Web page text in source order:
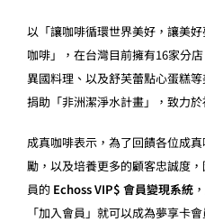
以「讓咖啡循環世界美好，讓美
咖啡」，在台灣目前擁有16家分
異國料理、以及舒芙蕾點心蛋糕
捐助「非洲潔淨水計畫」，致力於
成真咖啡表示，為了回饋各位成
勵，以及培養更多的顧客忠誠度
員的 Echoss VIP$ 會員變現系統
「加入會員」就可以成為夢享卡會